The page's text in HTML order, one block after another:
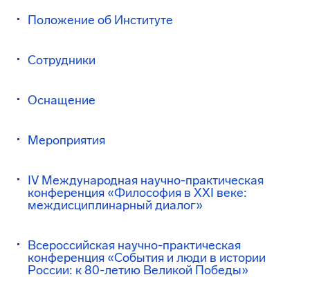
Положение об Институте
Сотрудники
Оснащение
Мероприятия
IV Международная научно-практическая
конференция «Философия в XXI веке:
междисциплинарный диалог»
Всероссийская научно-практическая
конференция «События и люди в истории
России: к 80-летию Великой Победы»